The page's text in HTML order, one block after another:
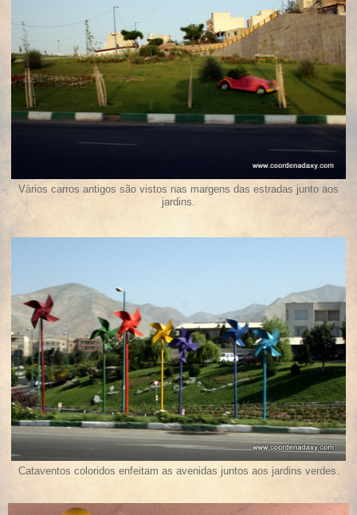
Vários carros antigos são vistos nas margens das estradas junto aos
jardins.
Cataventos coloridos enfeitam as avenidas juntos aos jardins verdes.